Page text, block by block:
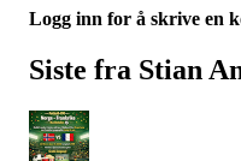
Logg inn for å skrive en
Siste fra Stian